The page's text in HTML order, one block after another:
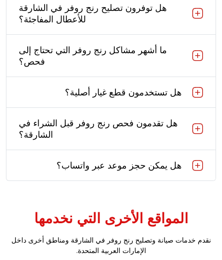
هل توفرون تصليح رنج روفر في الشارقة
للأعطال المفاجئة؟
ما أشهر مشاكل رنج روفر التي تحتاج إلى
فحص؟
هل تستخدمون قطع غيار أصلية؟
هل تقدمون فحص رنج روفر قبل الشراء في
الشارقة؟
هل يمكن حجز موعد عبر واتساب؟
المواقع الأخرى التي نخدمها
نقدم خدمات صيانة وتصليح رنج روفر في الشارقة ومناطق أخرى داخل
الإمارات العربية المتحدة.